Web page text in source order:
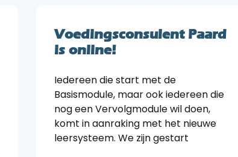
Voedingsconsulent Paard
is online!
Iedereen die start met de
Basismodule, maar ook iedereen die
nog een Vervolgmodule wil doen,
komt in aanraking met het nieuwe
leersysteem. We zijn gestart